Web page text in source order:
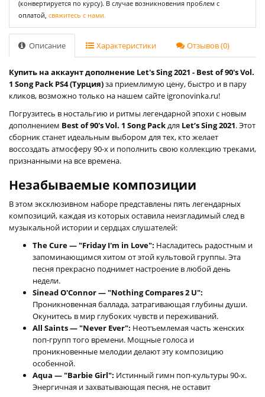
(конвертируется по курсу). В случае возникновения проблем с
оплатой, свяжитесь с нами.
Описание Характеристики Отзывов (0)
Купить на аккаунт дополнение Let's Sing 2021 - Best of 90's Vol.
1 Song Pack PS4 (Турция)за приемлимую цену, быстро и в пару
кликов, возможно только на нашем сайте igronovinka.ru!
Погрузитесь в ностальгию и ритмы легендарной эпохи с новым
дополнением Best of 90's Vol. 1 Song Packдля Let’s Sing 2021. Этот
сборник станет идеальным выбором для тех, кто желает
воссоздать атмосферу 90-х и пополнить свою коллекцию треками,
признанными на все времена.
Незабываемые композиции
В этом эксклюзивном наборе представлены пять легендарных
композиций, каждая из которых оставила неизгладимый след в
музыкальной истории и сердцах слушателей:
The Cure — "Friday I'm in Love": Насладитесь радостным и
запоминающимся хитом от этой культовой группы. Эта
песня прекрасно поднимет настроение в любой день
недели.
Sinead O'Connor — "Nothing Compares 2 U":
Проникновенная баллада, затрагивающая глубины души.
Окунитесь в мир глубоких чувств и переживаний.
All Saints — "Never Ever": Неотъемлемая часть женских
поп-групп того времени. Мощные голоса и
проникновенные мелодии делают эту композицию
особенной.
Aqua — "Barbie Girl": Истинный гимн поп-культуры 90-х.
Энергичная и захватывающая песня, не оставит